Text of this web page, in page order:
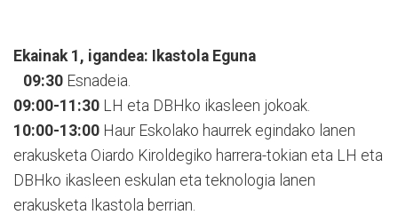
Ekainak 1, igandea: Ikastola Eguna
09:30 Esnadeia.
09:00-11:30 LH eta DBHko ikasleen jokoak.
10:00-13:00 Haur Eskolako haurrek egindako lanen
erakusketa Oiardo Kiroldegiko harrera-tokian eta LH eta
DBHko ikasleen eskulan eta teknologia lanen
erakusketa Ikastola berrian.